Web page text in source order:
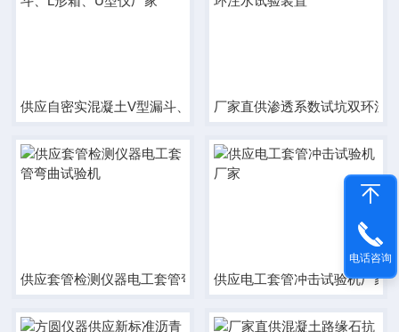
供应自密实混凝土V型漏斗、L形箱、U型仪厂家厂家直供渗透系数试坑双环注
供应套管检测仪器电工套管弯曲试验机供应电工套管冲击试验机厂家
电话咨询